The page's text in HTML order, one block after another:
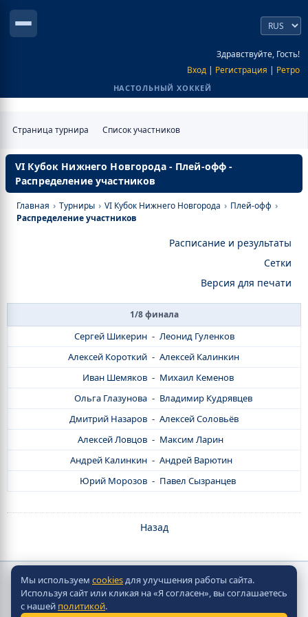
Здравствуйте, Гость!
Вход | Регистрация | Ретро
НАСТОЛЬНЫЙ ХОККЕЙ
Страница турнира Список участников
VI Кубок Нижнего Новгорода - Плей-офф -
Распределение участников
Главная › Турниры › VI Кубок Нижнего Новгорода › Плей-офф ›
Распределение участников
Расписание и результаты
Сетки
Версия для печати
1/8 финала
Сергей Шикерин - Леонид Гуленков
Алексей Короткий - Алексей Калинкин
Иван Шемяков - Михаил Кеменов
Ольга Глазунова - Владимир Кудрявцев
Дмитрий Назаров - Алексей Соловьёв
Алексей Ловцов - Максим Ларин
Андрей Калинкин - Андрей Варютин
Юрий Морозов - Павел Сызранцев
Назад
Copyright © Скорпион Настольно-Хоккейные Системы
2010 - 2026
Мы используем cookiesдля улучшения работы сайта.
Используя сайт или кликая на «Я согласен», вы соглашаетесь
с нашей политикой.